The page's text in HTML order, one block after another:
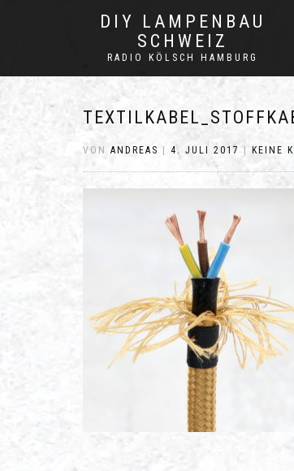
DIY LAMPENBAU
SCHWEIZ
RADIO KÖLSCH HAMBURG
VON ANDREAS 4. JULI 2017 KEINE